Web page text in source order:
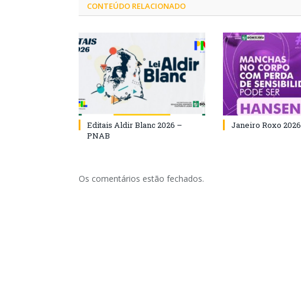
CONTEÚDO RELACIONADO
Editais Aldir Blanc 2026 –
PNAB
Janeiro Roxo 2026
Os comentários estão fechados.